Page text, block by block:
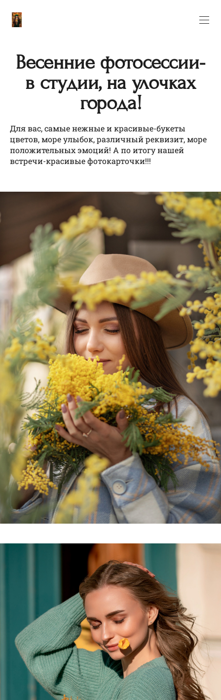
Весенние фотосессии-
в студии, на улочках
города!
Для вас, самые нежные и красивые-букеты
цветов, море улыбок, различный реквизит, море
положительных эмоций! А по итогу нашей
встречи-красивые фотокарточки!!!